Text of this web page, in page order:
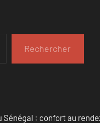
Rechercher
: confort au